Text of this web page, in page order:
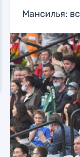
Мансилья: